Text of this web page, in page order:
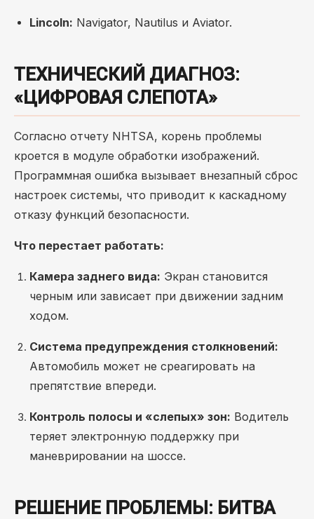
Lincoln: Navigator, Nautilus и Aviator.
ТЕХНИЧЕСКИЙ ДИАГНОЗ:
«ЦИФРОВАЯ СЛЕПОТА»
Согласно отчету NHTSA, корень проблемы
кроется в модуле обработки изображений.
Программная ошибка вызывает внезапный сброс
настроек системы, что приводит к каскадному
отказу функций безопасности.
Что перестает работать:
Камера заднего вида: Экран становится
черным или зависает при движении задним
ходом.
Система предупреждения столкновений:
Автомобиль может не среагировать на
препятствие впереди.
Контроль полосы и «слепых» зон: Водитель
теряет электронную поддержку при
маневрировании на шоссе.
РЕШЕНИЕ ПРОБЛЕМЫ: БИТВА